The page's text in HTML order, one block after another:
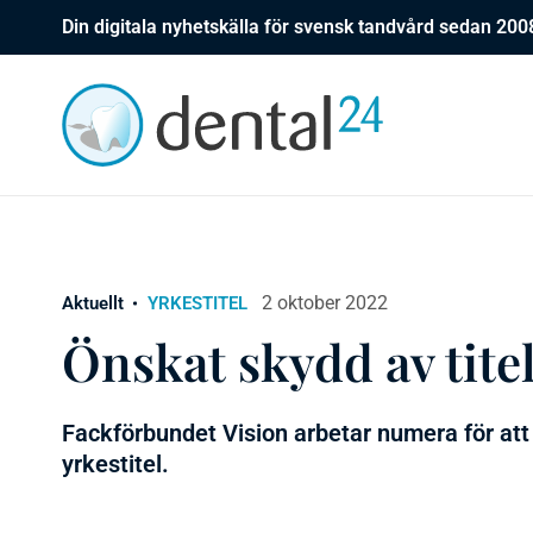
Din digitala nyhetskälla för svensk tandvård sedan
Aktuellt YRKESTITEL 2 oktober 2022
Önskat skydd av
Fackförbundet Vision arbetar numera för
yrkestitel.